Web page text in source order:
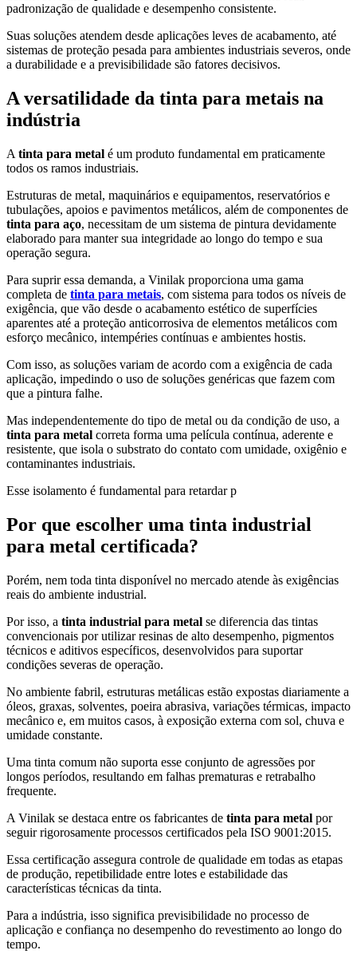
padronização de qualidade e desempenho consistente.
Suas soluções atendem desde aplicações leves de acabamento, até
sistemas de proteção pesada para ambientes industriais severos, onde
a durabilidade e a previsibilidade são fatores decisivos.
A versatilidade da tinta para metais na
indústria
A tinta para metal é um produto fundamental em praticamente
todos os ramos industriais.
Estruturas de metal, maquinários e equipamentos, reservatórios e
tubulações, apoios e pavimentos metálicos, além de componentes de
tinta para aço, necessitam de um sistema de pintura devidamente
elaborado para manter sua integridade ao longo do tempo e sua
operação segura.
Para suprir essa demanda, a Vinilak proporciona uma gama
completa de tinta para metais, com sistema para todos os níveis de
exigência, que vão desde o acabamento estético de superfícies
aparentes até a proteção anticorrosiva de elementos metálicos com
esforço mecânico, intempéries contínuas e ambientes hostis.
Com isso, as soluções variam de acordo com a exigência de cada
aplicação, impedindo o uso de soluções genéricas que fazem com
que a pintura falhe.
Mas independentemente do tipo de metal ou da condição de uso, a
tinta para metal correta forma uma película contínua, aderente e
resistente, que isola o substrato do contato com umidade, oxigênio e
contaminantes industriais.
Esse isolamento é fundamental para retardar p
Por que escolher uma tinta industrial
para metal certificada?
Porém, nem toda tinta disponível no mercado atende às exigências
reais do ambiente industrial.
Por isso, a tinta industrial para metal se diferencia das tintas
convencionais por utilizar resinas de alto desempenho, pigmentos
técnicos e aditivos específicos, desenvolvidos para suportar
condições severas de operação.
No ambiente fabril, estruturas metálicas estão expostas diariamente a
óleos, graxas, solventes, poeira abrasiva, variações térmicas, impacto
mecânico e, em muitos casos, à exposição externa com sol, chuva e
umidade constante.
Uma tinta comum não suporta esse conjunto de agressões por
longos períodos, resultando em falhas prematuras e retrabalho
frequente.
A Vinilak se destaca entre os fabricantes de tinta para metal por
seguir rigorosamente processos certificados pela ISO 9001:2015.
Essa certificação assegura controle de qualidade em todas as etapas
de produção, repetibilidade entre lotes e estabilidade das
características técnicas da tinta.
Para a indústria, isso significa previsibilidade no processo de
aplicação e confiança no desempenho do revestimento ao longo do
tempo.